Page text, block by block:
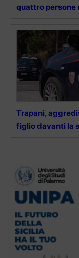
quattro persone
Trapani,
figlio davanti la